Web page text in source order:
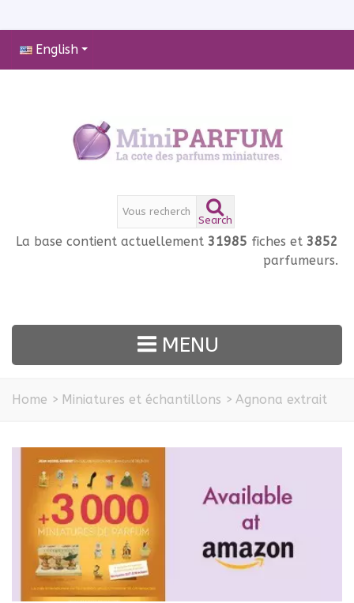
English
Search
La base contient actuellement 31985 fiches et 3852
parfumeurs.
MENU
Home > Miniatures et échantillons > Agnona extrait